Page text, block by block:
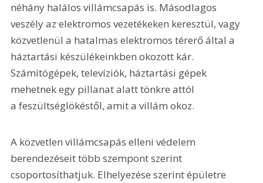
néhány halálos villámcsapás is. Másodlagos
veszély az elektromos vezetékeken keresztül, vagy
közvetlenül a hatalmas elektromos térerő által a
háztartási készülékeinkben okozott kár.
Számítógépek, televíziók, háztartási gépek
mehetnek egy pillanat alatt tönkre attól
a feszültséglökéstől, amit a villám okoz.
A közvetlen villámcsapás elleni védelem
berendezéseit több szempont szerint
csoportosíthatjuk. Elhelyezése szerint épületre